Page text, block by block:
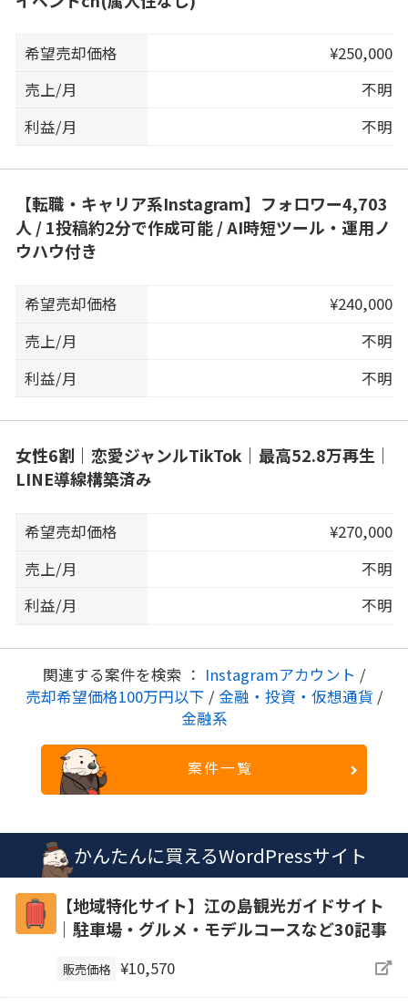
希望売却価格
¥250,000
売上/月
不明
利益/月
不明
【転職・キャリア系Instagram】フォロワー4,703
人 / 1投稿約2分で作成可能 / AI時短ツール・運用ノ
ウハウ付き
希望売却価格
¥240,000
売上/月
不明
利益/月
不明
女性6割｜恋愛ジャンルTikTok｜最高52.8万再生｜
LINE導線構築済み
希望売却価格
¥270,000
売上/月
不明
利益/月
不明
関連する案件を検索 ： Instagramアカウント /
売却希望価格100万円以下 / 金融・投資・仮想通貨 /
金融系
案件一覧
かんたんに買えるWordPressサイト
【地域特化サイト】江の島観光ガイドサイト
｜駐車場・グルメ・モデルコースなど30記事
販売価格 ¥10,570